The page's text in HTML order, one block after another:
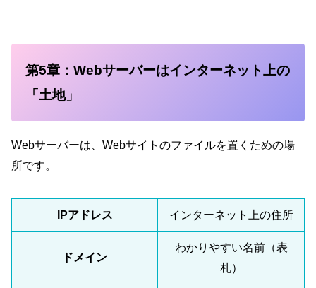
第5章：Webサーバーはインターネット上の
「土地」
Webサーバーは、Webサイトのファイルを置くための場
所です。
IPアドレス インターネット上の住所
ドメイン
わかりやすい名前（表
札）